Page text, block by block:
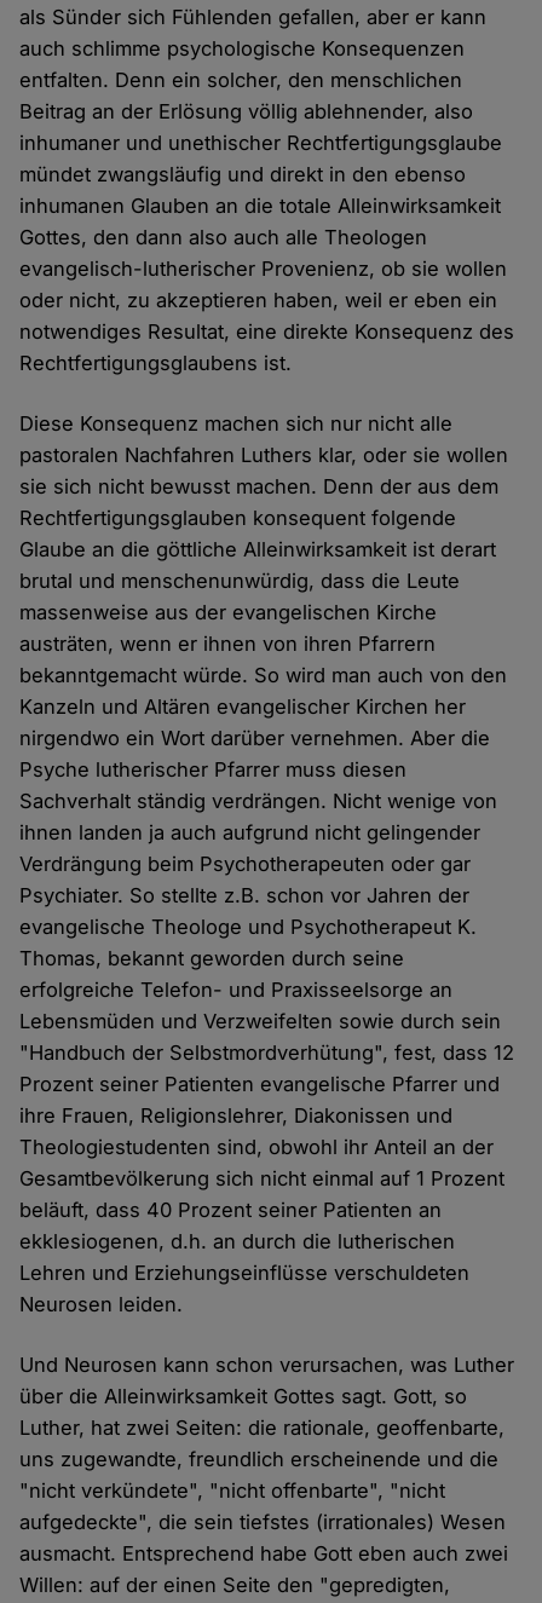
als Sünder sich Fühlenden gefallen, aber er kann
auch schlimme psychologische Konsequenzen
entfalten. Denn ein solcher, den menschlichen
Beitrag an der Erlösung völlig ablehnender, also
inhumaner und unethischer Rechtfertigungsglaube
mündet zwangsläufig und direkt in den ebenso
inhumanen Glauben an die totale Alleinwirksamkeit
Gottes, den dann also auch alle Theologen
evangelisch-lutherischer Provenienz, ob sie wollen
oder nicht, zu akzeptieren haben, weil er eben ein
notwendiges Resultat, eine direkte Konsequenz des
Rechtfertigungsglaubens ist.
Diese Konsequenz machen sich nur nicht alle
pastoralen Nachfahren Luthers klar, oder sie wollen
sie sich nicht bewusst machen. Denn der aus dem
Rechtfertigungsglauben konsequent folgende
Glaube an die göttliche Alleinwirksamkeit ist derart
brutal und menschenunwürdig, dass die Leute
massenweise aus der evangelischen Kirche
austräten, wenn er ihnen von ihren Pfarrern
bekanntgemacht würde. So wird man auch von den
Kanzeln und Altären evangelischer Kirchen her
nirgendwo ein Wort darüber vernehmen. Aber die
Psyche lutherischer Pfarrer muss diesen
Sachverhalt ständig verdrängen. Nicht wenige von
ihnen landen ja auch aufgrund nicht gelingender
Verdrängung beim Psychotherapeuten oder gar
Psychiater. So stellte z.B. schon vor Jahren der
evangelische Theologe und Psychotherapeut K.
Thomas, bekannt geworden durch seine
erfolgreiche Telefon- und Praxisseelsorge an
Lebensmüden und Verzweifelten sowie durch sein
"Handbuch der Selbstmordverhütung", fest, dass 12
Prozent seiner Patienten evangelische Pfarrer und
ihre Frauen, Religionslehrer, Diakonissen und
Theologiestudenten sind, obwohl ihr Anteil an der
Gesamtbevölkerung sich nicht einmal auf 1 Prozent
beläuft, dass 40 Prozent seiner Patienten an
ekklesiogenen, d.h. an durch die lutherischen
Lehren und Erziehungseinflüsse verschuldeten
Neurosen leiden.
Und Neurosen kann schon verursachen, was Luther
über die Alleinwirksamkeit Gottes sagt. Gott, so
Luther, hat zwei Seiten: die rationale, geoffenbarte,
uns zugewandte, freundlich erscheinende und die
"nicht verkündete", "nicht offenbarte", "nicht
aufgedeckte", die sein tiefstes (irrationales) Wesen
ausmacht. Entsprechend habe Gott eben auch zwei
Willen: auf der einen Seite den "gepredigten,